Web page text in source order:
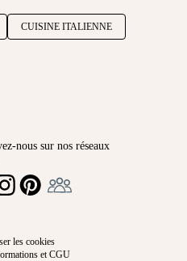
CUISINE ITALIENNE
nous sur nos réseaux
PINTEREST
les cookies
et CGU